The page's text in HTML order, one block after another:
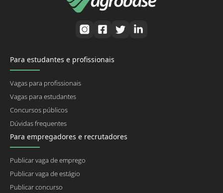
Para estudantes e profissionais
Vagas para profissionais
Vagas para estudantes
Concursos públicos
Dúvidas frequentes
Para empregadores e recrutadores
Publicar vaga de emprego
Publicar vaga de estágio
Publicar concurso